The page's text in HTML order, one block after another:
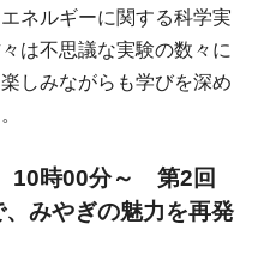
ネルギーに関する科学実
は不思議な実験の数々に
しみながらも学びを深め
10時00分～ 第2回
、みやぎの魅力を再発